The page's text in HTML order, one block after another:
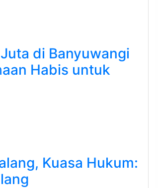
di Banyuwangi
Habis untuk
Kuasa Hukum: